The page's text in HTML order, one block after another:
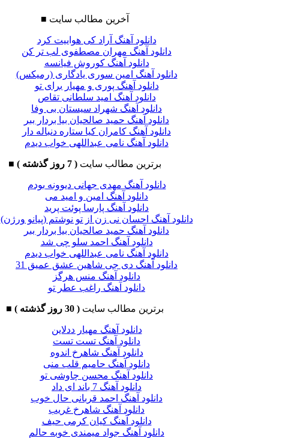
■ آخرین مطالب سایت
دانلود آهنگ آراد کی هواییت کرد
دانلود آهنگ مهران مصطفوی لب تر کن
دانلود آهنگ کوروش فیانسه
دانلود آهنگ امین سوری یادگاری (رمیکس)
دانلود آهنگ پوری و مهیار برای تو
دانلود آهنگ امید سلطانی تقاص
دانلود آهنگ شهراد سیستان بی وفا
دانلود آهنگ حمید صالحیان بیا بردار ببر
دانلود آهنگ کامران کیا ستاره دنباله دار
دانلود آهنگ نامی عبداللهی خواب دیدم
■ برترین مطالب سایت( 7 روز گذشته )
دانلود آهنگ مهدی جهانی دیوونه بودم
دانلود آهنگ امین و امید می
دانلود آهنگ پارسا پوئت پرید
دانلود آهنگ احسان نی زن از تو نوشتم (پیانو ورژن)
دانلود آهنگ حمید صالحیان بیا بردار ببر
دانلود آهنگ احمد سلو چی شد
دانلود آهنگ نامی عبداللهی خواب دیدم
دانلود آهنگ دی جی شاهین عشق عمیق 31
دانلود آهنگ منس هرگز
دانلود آهنگ راغب عطر تو
■ برترین مطالب سایت( 30 روز گذشته )
دانلود آهنگ مهیار ددلاین
دانلود آهنگ تست تست
دانلود آهنگ شاهرخ اندوه
دانلود آهنگ حامیم قلب منی
دانلود آهنگ محسن چاوشی تو
دانلود آهنگ 7 باند ای داد
دانلود آهنگ احمد قربانی حال خوب
دانلود آهنگ شاهرخ غریب
دانلود آهنگ کیان کرمی حیف
دانلود آهنگ جواد میمندی خوبه حالم